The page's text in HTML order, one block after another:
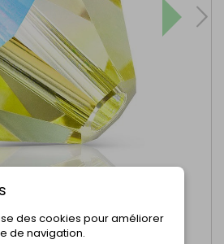
des cookies pour améliorer
de navigation.